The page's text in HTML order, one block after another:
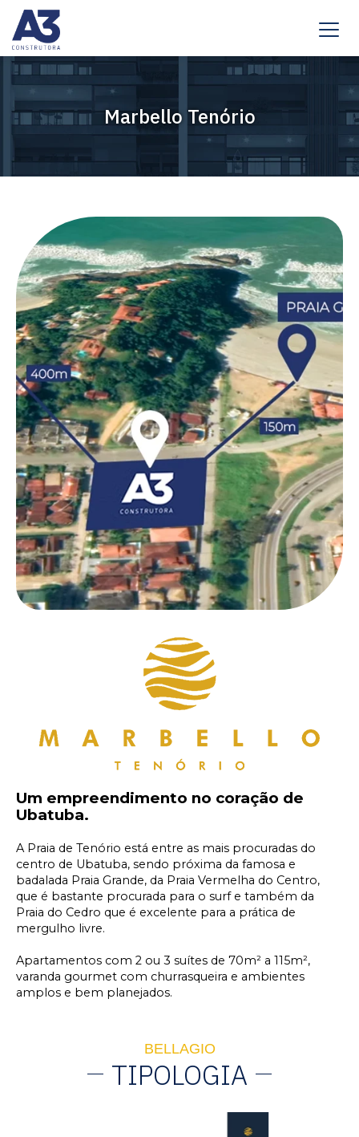
Marbello Tenório
Um empreendimento no coração de
Ubatuba.
A Praia de Tenório está entre as mais procuradas do
centro de Ubatuba, sendo próxima da famosa e
badalada Praia Grande, da Praia Vermelha do Centro,
que é bastante procurada para o surf e também da
Praia do Cedro que é excelente para a prática de
mergulho livre.
Apartamentos com 2 ou 3 suítes de 70m² a 115m²,
varanda gourmet com churrasqueira e ambientes
amplos e bem planejados.
BELLAGIO
TIPOLOGIA